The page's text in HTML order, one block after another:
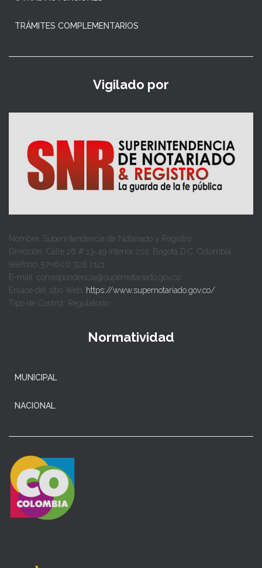
TRÁMITES COMPLEMENTARIOS
Vigilado por
Nombre: Superintendencia de Notariado y Registro
Dirección: Calle 26 # 13-49 Interior 201, Bogotá D.C. Colombia.
teléfono: 57+(601) 328 2121
E-mail: correspondencia@supernotariado.gov.co
Enlace del sitio Web: https://www.supernotariado.gov.co/
Tipo de Control: Regulatorio
Normatividad
MUNICIPAL
NACIONAL